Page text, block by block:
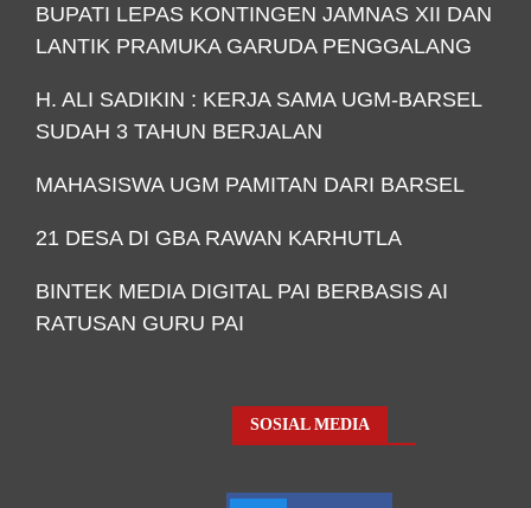
BUPATI LEPAS KONTINGEN JAMNAS XII DAN
LANTIK PRAMUKA GARUDA PENGGALANG
H. ALI SADIKIN : KERJA SAMA UGM-BARSEL
SUDAH 3 TAHUN BERJALAN
MAHASISWA UGM PAMITAN DARI BARSEL
21 DESA DI GBA RAWAN KARHUTLA
BINTEK MEDIA DIGITAL PAI BERBASIS AI
RATUSAN GURU PAI
SOSIAL MEDIA